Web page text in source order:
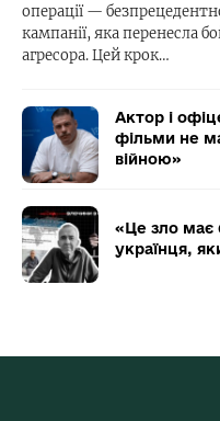
операції —
кампанії, яка перенесла
агресора. Цей крок…
Актор і
фільми не
війною»
«Це зло має
українця,